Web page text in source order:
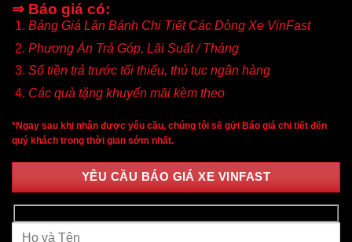
⇒ Báo giá có:
Bảng Giá Lăn Bánh Chi Tiết Các Dòng Xe VinFast
Phương Án Trả Góp, Lãi Suất / Tháng
Số tiền trả trước tối thiểu, thủ tục ngân hàng
Các quà tặng khuyến mãi kèm theo
*Ngay sau khi nhận được yêu cầu, chúng tôi sẽ gửi Báo giá chi tiết đến
quý khách trong thời gian sớm nhất.
YÊU CẦU BÁO GIÁ XE VINFAST